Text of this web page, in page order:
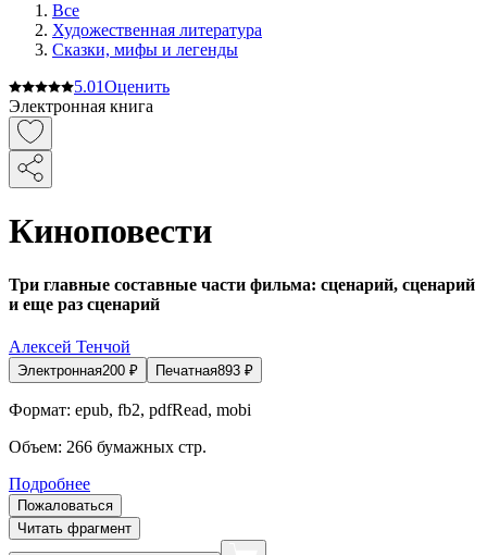
Все
Художественная литература
Сказки, мифы и легенды
5.01Оценить
Электронная книга
Киноповести
Три главные составные части фильма: сценарий, сценарий
и еще раз сценарий
Алексей Тенчой
Электронная200 ₽ Печатная893 ₽
Формат: epub, fb2, pdfRead, mobi
Объем: 266 бумажных стр.
Подробнее
Пожаловаться
Читать фрагмент